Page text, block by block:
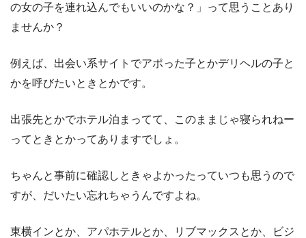
の女の子を連れ込んでもいいのかな？」って思うことあり
ませんか？
例えば、出会い系サイトでアポった子とかデリヘルの子と
かを呼びたいときとかです。
出張先とかでホテル泊まってて、このままじゃ寝られねー
ってときとかってありますでしょ。
ちゃんと事前に確認しときゃよかったっていつも思うので
すが、だいたい忘れちゃうんですよね。
東横インとか、アパホテルとか、リブマックスとか、ビジ